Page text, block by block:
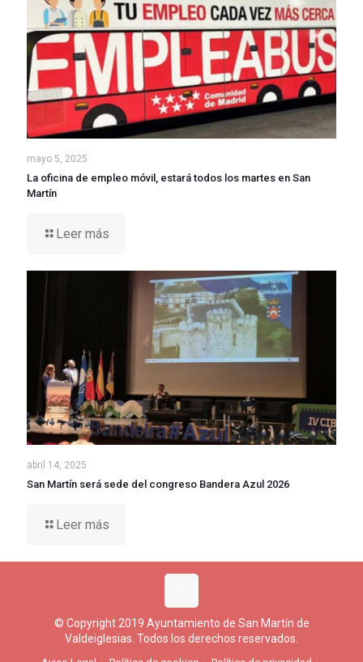
mayo 5, 2025
La oficina de empleo móvil, estará todos los martes en San
Martín
Leer más
abril 14, 2025
San Martín será sede del congreso Bandera Azul 2026
Leer más
© Copyright 2019 Ayuntamiento de San Martín de
Valdeiglesias. Todos los derechos reservados.